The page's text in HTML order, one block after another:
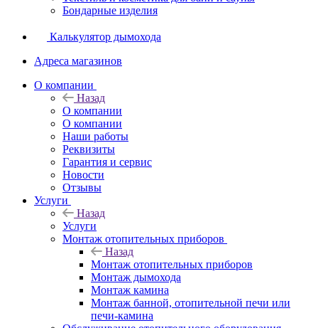
Бондарные изделия
Калькулятор дымохода
Адреса магазинов
O компании
Назад
O компании
О компании
Наши работы
Реквизиты
Гарантия и сервис
Новости
Отзывы
Услуги
Назад
Услуги
Монтаж отопительных приборов
Назад
Монтаж отопительных приборов
Монтаж дымохода
Монтаж камина
Монтаж банной, отопительной печи или
печи-камина